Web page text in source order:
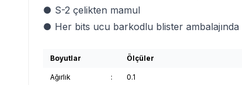
● S-2 çelikten mamul
● Her bits ucu barkodlu blister ambalajında
Boyutlar Ölçüler
Ağırlık : 0.1